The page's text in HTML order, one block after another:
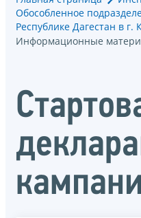
Обособленное
Республике Дагестан в г.
Информационные